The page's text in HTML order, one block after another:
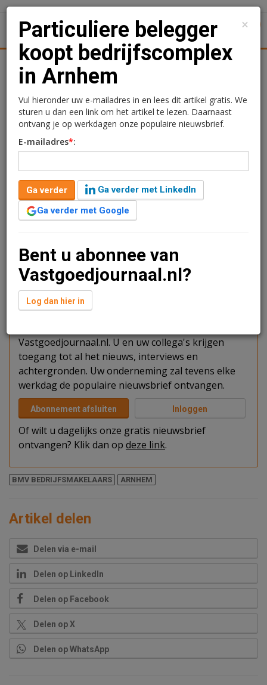
Juridisch | Fiscaal Transacties Werk
Particuliere belegger
koopt bedrijfscomplex in
Arnhem
Redactie
23 maart 2026 om 10:36
1 minuut leestijd
Het bedrijfscomplex aan de Delta 100 in Arnhem is
kantoorruimte en een bedrijfshal.
Verder lezen?
U kunt het artikel niet volledig lezen omdat u nog
Vastgoedjournaal.nl. U en uw collega's krijgen
toegang tot al het nieuws, interviews en
achtergronden. Uw onderneming zal tevens elke
werkdag de populaire nieuwsbrief ontvangen.
Abonnement afsluiten Inloggen
Of wilt u dagelijks onze gratis nieuwsbrief
ontvangen? Klik dan op deze link.
BMV BEDRIJFSMAKELAARS ARNHEM
Artikel delen
Delen via e-mail
Delen op LinkedIn
Delen op Facebook
Delen op X
Delen op WhatsApp
×
Particuliere belegger
koopt bedrijfscomplex
in Arnhem
Vul hieronder uw e-mailadres in en lees dit artikel gratis. We
sturen u dan een link om het artikel te lezen. Daarnaast
ontvang je op werkdagen onze populaire nieuwsbrief.
E-mailadres*:
Ga verder
Ga verder met LinkedIn
Ga verder met Google
Bent u abonnee van
Vastgoedjournaal.nl?
Log dan hier in